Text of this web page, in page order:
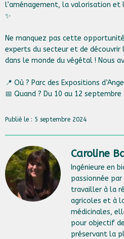
l’aménagement, la valorisation et
✨
Ne manquez pas cette
experts du secteur et de découvrir
dans le monde du végétal ! Nous
📍 Où ? Parc des Expositions
📅 Quand ? Du 10 au 12 septembre
Publié le : 5 septembre 2024
Caroline
Ingénieure en
passionnée
travailler à la
agricoles et à
médicinales,
pour objectif
préservant la